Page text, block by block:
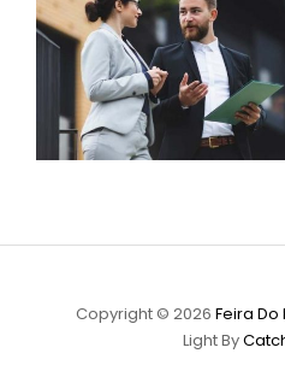
Copyright © 2026 Feira
Light By